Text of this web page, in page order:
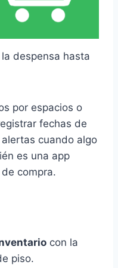
despensa hasta
por espacios o
fechas de
cuando algo
es una app
compra.
con la
piso.